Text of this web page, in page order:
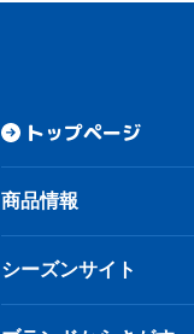
トップページ
商品情報
シーズンサイト